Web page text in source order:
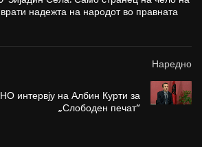
надежта на народот во правната
Наредно
интервју на Албин Курти за
„Слободен печат“